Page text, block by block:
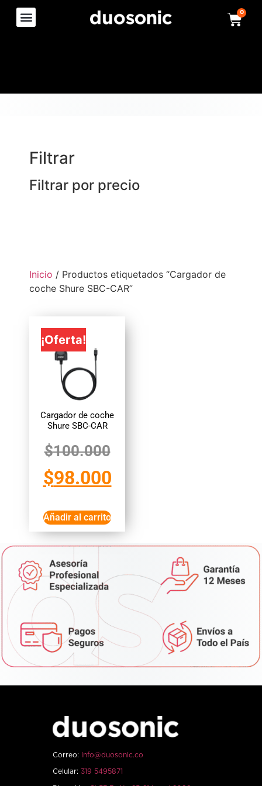
0
Filtrar
Filtrar por precio
Inicio / Productos etiquetados “Cargador de
coche Shure SBC-CAR”
¡Oferta!
Cargador de coche
Shure SBC-CAR
$100.000
$98.000
Añadir al carrito
Correo: info@duosonic.co
Celular: 319 5495871